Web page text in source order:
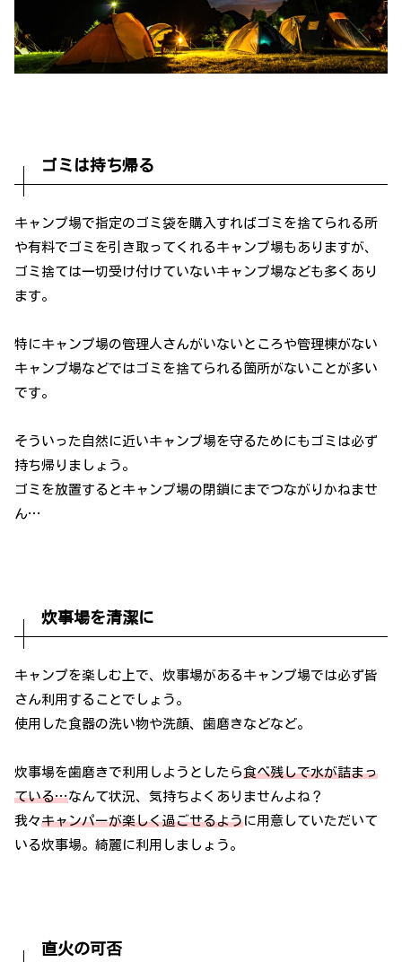
ゴミは持ち帰る
キャンプ場で指定のゴミ袋を購入すればゴミを捨てられる所
や有料でゴミを引き取ってくれるキャンプ場もありますが、
ゴミ捨ては一切受け付けていないキャンプ場なども多くあり
ます。
特にキャンプ場の管理人さんがいないところや管理棟がない
キャンプ場などではゴミを捨てられる箇所がないことが多い
です。
そういった自然に近いキャンプ場を守るためにもゴミは必ず
持ち帰りましょう。
ゴミを放置するとキャンプ場の閉鎖にまでつながりかねませ
ん…
炊事場を清潔に
キャンプを楽しむ上で、炊事場があるキャンプ場では必ず皆
さん利用することでしょう。
使用した食器の洗い物や洗顔、歯磨きなどなど。
炊事場を歯磨きで利用しようとしたら食べ残しで水が詰まっ
ている…なんて状況、気持ちよくありませんよね？
我々キャンパーが楽しく過ごせるように用意していただいて
いる炊事場。綺麗に利用しましょう。
直火の可否